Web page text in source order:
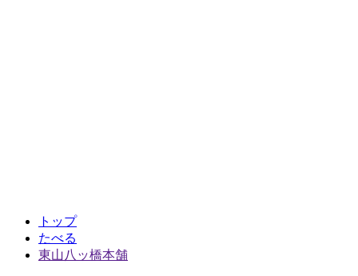
トップ
たべる
東山八ッ橋本舗